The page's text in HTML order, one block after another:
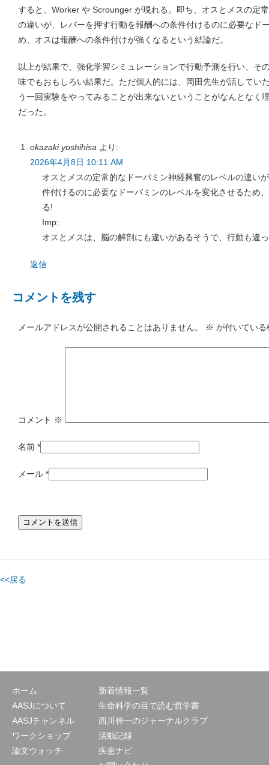
すると、Worker や Scrounger が現れる。即ち、オスとメスの定
の違いが、レバーを押す行動を報酬への条件付けるのに必要なド
め、オスは報酬への条件付けが強くなるという結論だ。
以上が結果で、強化学習シミュレーションで行動予測を行い、そ
味でもおもしろい結果だ。ただ個人的には、岡田先生が話してい
う一回実験をやってみることが出来ないということがなんとなく
だった。
okazaki yoshihisa より:
2026年4月8日 10:11 AM
オスとメスの定常的なドーパミン神経興奮のレベルの違い
件付けるのに必要なドーパミンのレベルを変化させるため
る!
Imp:
オスとメスは、脳の解剖にも違いがあるそうで、行動も違
返信
コメントを残す
メールアドレスが公開されることはありません。 ※ が付いてい
コメント ※
名前 *
メール *
<<戻る
ホーム
AASJについて
AASJチャンネル
ワークショップ
論文ウォッチ
新着情報一覧
生命科学の目で読む哲学書
西川伸一のジャーナルクラブ
活動記録
疾患ナビ